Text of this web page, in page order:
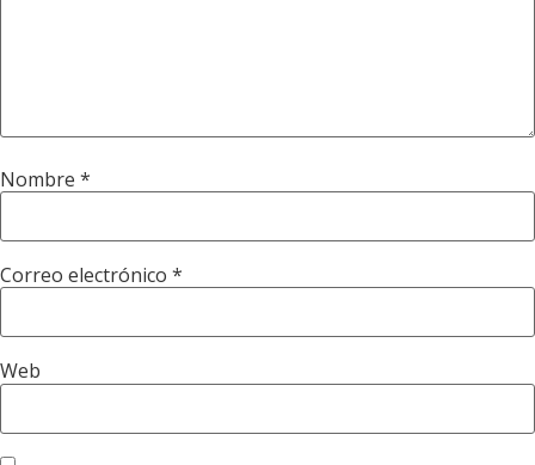
Nombre *
Correo electrónico *
Web